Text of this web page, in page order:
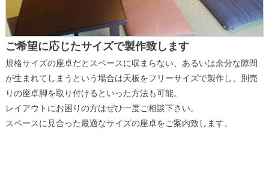
ご希望に応じたサイズで製作致します
規格サイズの座卓だとスペースに収まらない、あるいは余分な隙間
が生まれてしまうという場合は天板をフリーサイズで製作し、別売
りの座卓脚を取り付けるといった方法も可能。
レイアウトにお困りの方はぜひ一度ご相談下さい。
スペースに見合った最適なサイズの座卓をご案内致します。